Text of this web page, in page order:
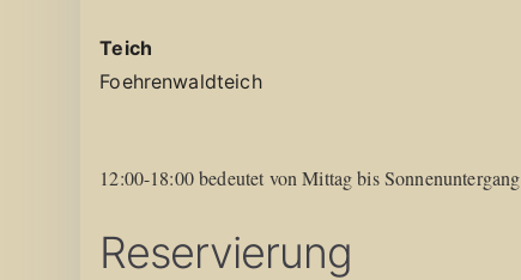
Teich
Foehrenwaldteich
12:00-18:00 bedeutet von Mittag bis Sonnenuntergang
Reservierung